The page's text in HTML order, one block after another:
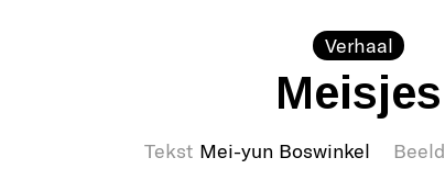
Verhaal
Meisjes
Tekst Mei-yun Boswinkel Beeld